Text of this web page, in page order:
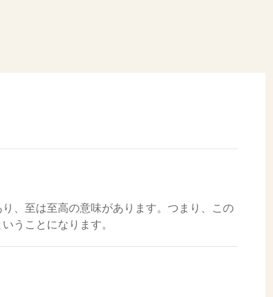
、至は至高の意味があります。つまり、この
うことになります。